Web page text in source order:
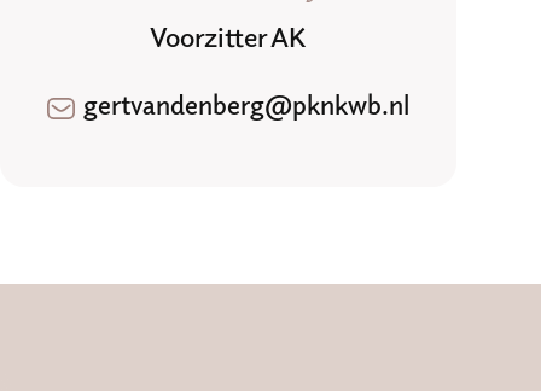
Voorzitter AK
gertvandenberg@pknkwb.nl